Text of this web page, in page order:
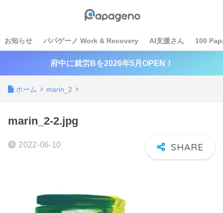
お知らせ パパゲーノ Work & Recovery AI支援さん 100
府中に就労Bを2026年5月OPEN！
ホーム marin_2
marin_2-2.jpg
2022-06-10